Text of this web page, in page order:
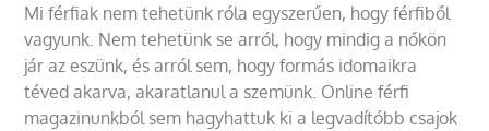
Mi férfiak nem tehetünk róla egyszerűen, hogy férfiből
vagyunk. Nem tehetünk se arról, hogy mindig a nőkön
jár az eszünk, és arról sem, hogy formás idomaikra
téved akarva, akaratlanul a szemünk. Online férfi
magazinunkból sem hagyhattuk ki a legvadítóbb csajok